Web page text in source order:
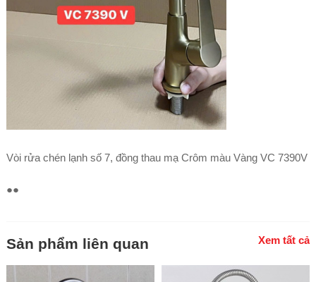
Vòi rửa chén lạnh số 7, đồng thau mạ Crôm màu Vàng VC 7390V
●●
Sản phẩm liên quan Xem tất cả